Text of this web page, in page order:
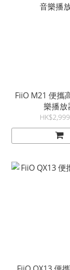
FiiO M21 便攜
樂播放